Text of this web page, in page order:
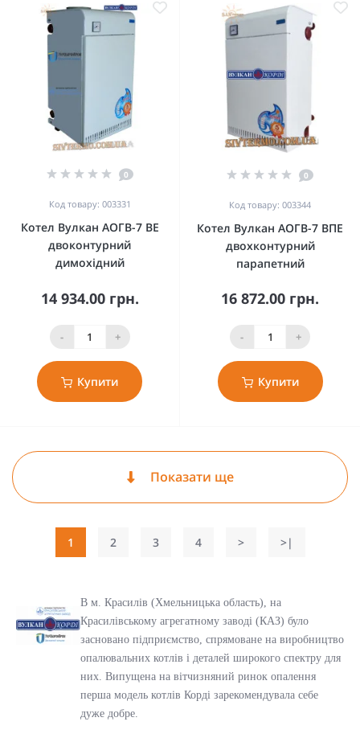
0
Код товару: 003331
Котел Вулкан АОГВ-7 ВЕ
двоконтурний
димохідний
14 934.00 грн.
- +
Купити
0
Код товару: 003344
Котел Вулкан АОГВ-7 ВПЕ
двохконтурний
парапетний
16 872.00 грн.
- +
Купити
Показати ще
1 2 3 4 > >|
В м. Красилів (Хмельницька область), на
Красилівському агрегатному заводі (КАЗ) було
засновано підприємство, спрямоване на виробництво
опалювальних котлів і деталей широкого спектру для
них. Випущена на вітчизняний ринок опалення
перша модель котлів Корді зарекомендувала себе
дуже добре.